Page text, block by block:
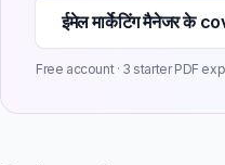
ईमेल मार्केटिंग मैनेजर के
Free account · 3 starter PDF